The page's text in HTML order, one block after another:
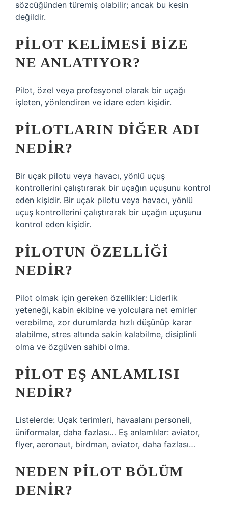
sözcüğünden türemiş olabilir; ancak bu kesin
değildir.
PILOT KELIMESI BIZE
NE ANLATIYOR?
Pilot, özel veya profesyonel olarak bir uçağı
işleten, yönlendiren ve idare eden kişidir.
PILOTLARIN DIĞER ADI
NEDIR?
Bir uçak pilotu veya havacı, yönlü uçuş
kontrollerini çalıştırarak bir uçağın uçuşunu kontrol
eden kişidir. Bir uçak pilotu veya havacı, yönlü
uçuş kontrollerini çalıştırarak bir uçağın uçuşunu
kontrol eden kişidir.
PILOTUN ÖZELLIĞI
NEDIR?
Pilot olmak için gereken özellikler: Liderlik
yeteneği, kabin ekibine ve yolculara net emirler
verebilme, zor durumlarda hızlı düşünüp karar
alabilme, stres altında sakin kalabilme, disiplinli
olma ve özgüven sahibi olma.
PILOT EŞ ANLAMLISI
NEDIR?
Listelerde: Uçak terimleri, havaalanı personeli,
üniformalar, daha fazlası… Eş anlamlılar: aviator,
flyer, aeronaut, birdman, aviator, daha fazlası…
NEDEN PILOT BÖLÜM
DENIR?